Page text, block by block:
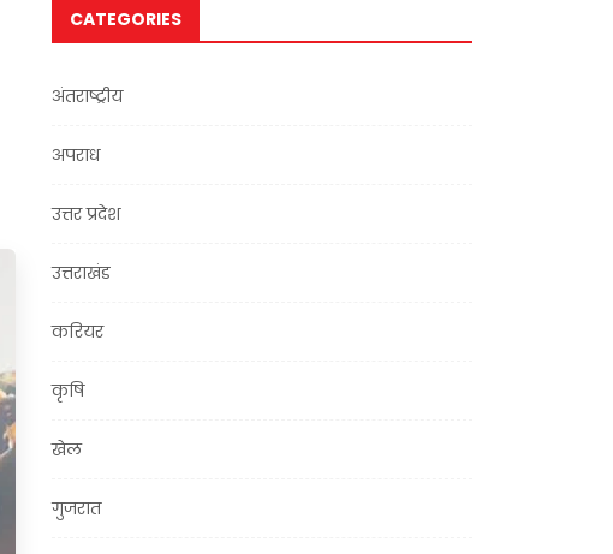
CATEGORIES
अंतराष्ट्रीय
अपराध
उत्तर प्रदेश
उत्तराखंड
करियर
कृषि
खेल
गुजरात